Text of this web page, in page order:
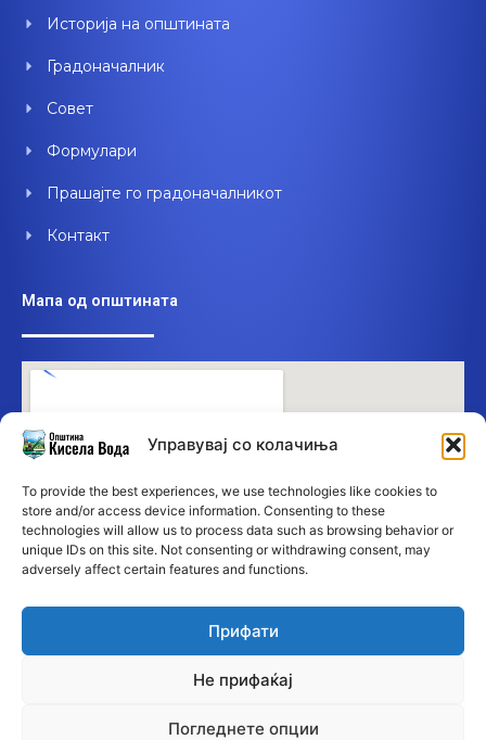
Управувај со колачиња
To provide the best experiences, we use technologies like cookies to
store and/or access device information. Consenting to these
technologies will allow us to process data such as browsing behavior or
unique IDs on this site. Not consenting or withdrawing consent, may
adversely affect certain features and functions.
Прифати
Не прифаќај
Погледнете опции
k
n
Историја на општината
Градоначалник
Совет
Формулари
Прашајте го градоначалникот
Контакт
Мапа од општината